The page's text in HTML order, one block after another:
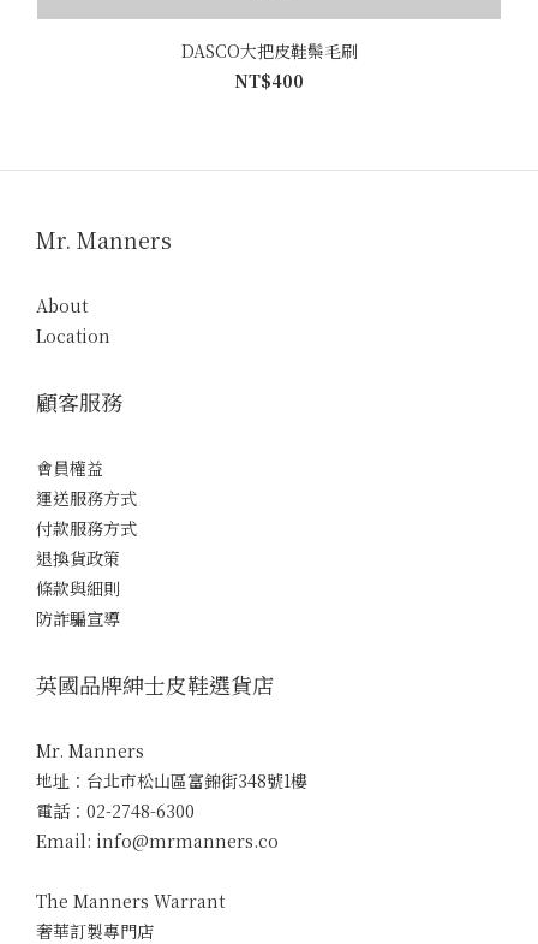
DASCO大把皮鞋鬃毛刷
NT$400
Mr. Manners
About
Location
顧客服務
會員權益
運送服務方式
付款服務方式
退換貨政策
條款與細則
防詐騙宣導
英國品牌紳士皮鞋選貨店
Mr. Manners
地址：台北市松山區富錦街348號1樓
電話：02-2748-6300
Email: info@mrmanners.co
The Manners Warrant
奢華訂製專門店